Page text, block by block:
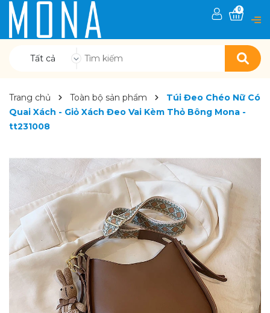
Tất cả
0
Trang chủ Toàn bộ sản phẩm
Túi Đeo Chéo Nữ Có
Quai Xách - Giỏ Xách Đeo Vai Kèm Thỏ Bông Mona -
tt231008